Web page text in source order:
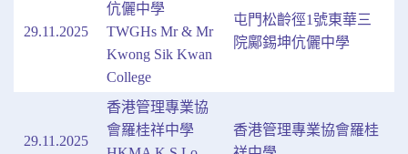
29.11.2025
伉儷中學
TWGHs Mr & Mr
Kwong Sik Kwan
College
屯門松齡徑1號東華三
院鄺錫坤伉儷中學
29.11.2025
香港管理專業協
會羅桂祥中學
香港管理專業協會羅桂